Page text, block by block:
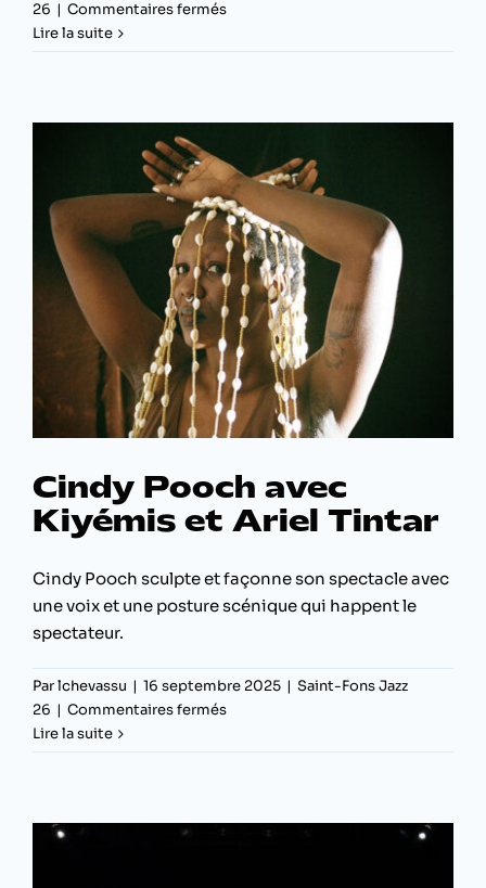
26 | Commentaires ferméssur
Jalal
Lire la suite
Cindy Pooch avec
Kiyémis et Ariel Tintar
Cindy Pooch sculpte et façonne son spectacle avec
une voix et une posture scénique qui happent le
spectateur.
Parlchevassu | 16 septembre 2025 | Saint-Fons Jazz
26 | Commentaires ferméssur
Pooch
et
Lire la suite